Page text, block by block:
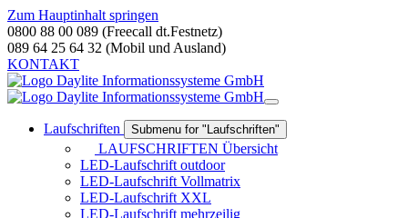
Zum Hauptinhalt springen
0800 88 00 089 (Freecall dt.Festnetz)
089 64 25 64 32 (Mobil und Ausland)
KONTAKT
Laufschriften Submenu for "Laufschriften"
LAUFSCHRIFTEN Übersicht
LED-Laufschrift outdoor
LED-Laufschrift Vollmatrix
LED-Laufschrift XXL
LED-Laufschrift mehrzeilig